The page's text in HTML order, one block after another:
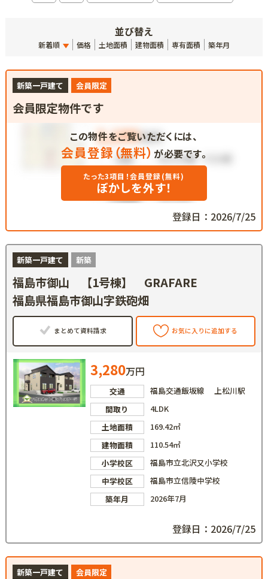
並び替え
新着順 価格 土地面積 建物面積 専有面積 築年月
新築一戸建て 会員限定
会員限定物件です
この物件をご覧いただくには、
会員登録（無料） が必要です。
たった3項目！会員登録(無料)
ぼかしを外す！
登録日：2026/7/25
新築一戸建て 新築
福島市御山 【1号棟】 GRAFARE
福島県福島市御山字鉄砲畑
まとめて資料請求 お気に入りに追加する
3,280万円
交通
福島交通飯坂線 上松川駅
間取り
4LDK
土地面積
169.42㎡
建物面積
110.54㎡
小学校区
福島市立北沢又小学校
中学校区
福島市立信陵中学校
築年月
2026年7月
登録日：2026/7/25
新築一戸建て 会員限定